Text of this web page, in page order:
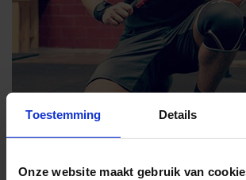
Toestemming Details
Onze website maakt gebruik van